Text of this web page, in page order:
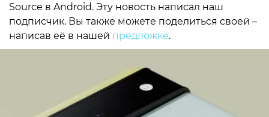
Source в Android. Эту новость написал наш
подписчик. Вы также можете поделиться своей –
написав её в нашей предложке.